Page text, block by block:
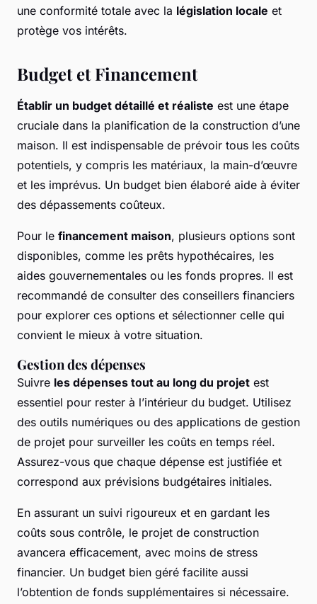
une conformité totale avec la législation locale et
protège vos intérêts.
Budget et Financement
Établir un budget détaillé et réaliste est une étape
cruciale dans la planification de la construction d’une
maison. Il est indispensable de prévoir tous les coûts
potentiels, y compris les matériaux, la main-d’œuvre
et les imprévus. Un budget bien élaboré aide à éviter
des dépassements coûteux.
Pour le financement maison, plusieurs options sont
disponibles, comme les prêts hypothécaires, les
aides gouvernementales ou les fonds propres. Il est
recommandé de consulter des conseillers financiers
pour explorer ces options et sélectionner celle qui
convient le mieux à votre situation.
Gestion des dépenses
Suivre les dépenses tout au long du projet est
essentiel pour rester à l’intérieur du budget. Utilisez
des outils numériques ou des applications de gestion
de projet pour surveiller les coûts en temps réel.
Assurez-vous que chaque dépense est justifiée et
correspond aux prévisions budgétaires initiales.
En assurant un suivi rigoureux et en gardant les
coûts sous contrôle, le projet de construction
avancera efficacement, avec moins de stress
financier. Un budget bien géré facilite aussi
l’obtention de fonds supplémentaires si nécessaire.